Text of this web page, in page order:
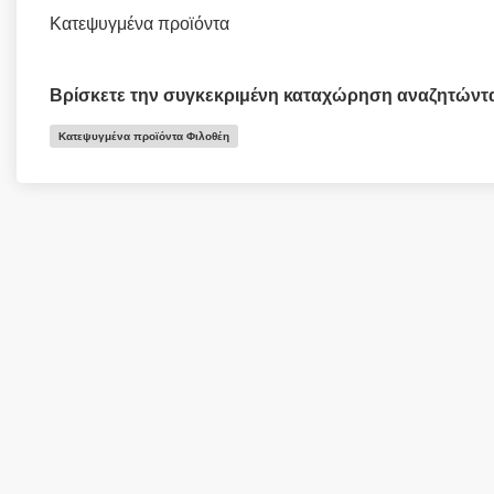
Κατεψυγμένα προϊόντα
Βρίσκετε την συγκεκριμένη καταχώρηση
Κατεψυγμένα προϊόντα Φιλοθέη